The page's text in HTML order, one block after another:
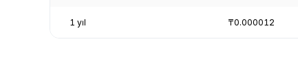
1 yıl ₸0.000012